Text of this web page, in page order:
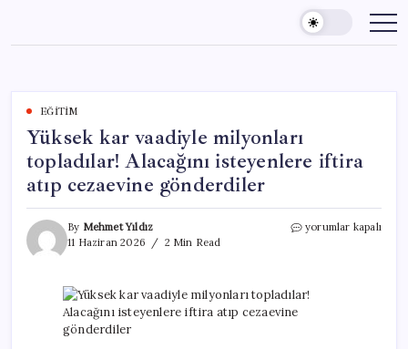
content
EĞITIM
Yüksek kar vaadiyle milyonları
topladılar! Alacağını isteyenlere iftira
atıp cezaevine gönderdiler
By Mehmet Yıldız
11 Haziran 2026
2 Min Read
Yüksek
topladılar!
Alacağını
yorumlar kapalı